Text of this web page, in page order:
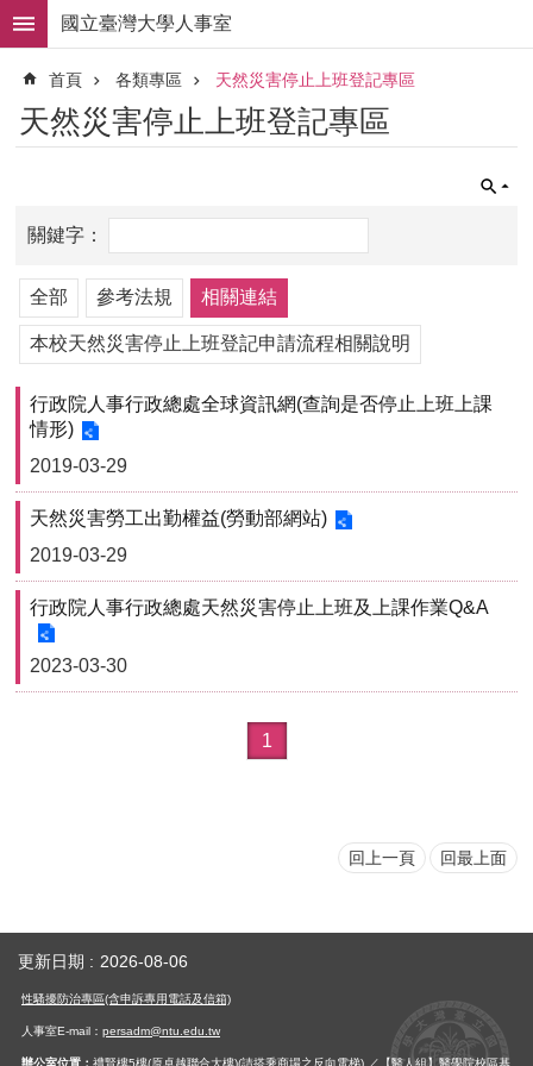
跳到主要內容區塊
進
階
搜
尋
才
組
織
職
掌
人
事
法
規
常
用
表
單
類
站
臺
大
國立臺灣大學人事室
首頁 各類專區 天然災害停止上班登記專區
天然災害停止上班登記專區
全部 參考法規 相關連結
本校天然災害停止上班登記申請流程相關說明
行政院人事行政總處全球資訊網(查詢是否停止上班上課
情形)
2019-03-29
天然災害勞工出勤權益(勞動部網站)
2019-03-29
行政院人事行政總處天然災害停止上班及上課作業Q&A
2023-03-30
1
回上一頁 回最上面
更新日期 2026-08-06
性騷擾防治專區(含申訴專用電話及信箱)
人事室E-mail： persadm@ntu.edu.tw
辦公室位置： 禮賢樓5樓(原卓越聯合大樓)(請搭乘商場之反向電梯) ／【醫人組】醫學院校區基